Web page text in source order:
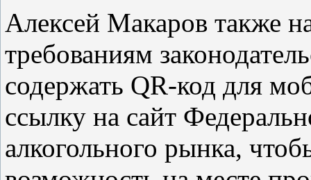
Алексей Макаров также
требованиям
содержать QR-код для
ссылку на сайт
алкогольного рынка,